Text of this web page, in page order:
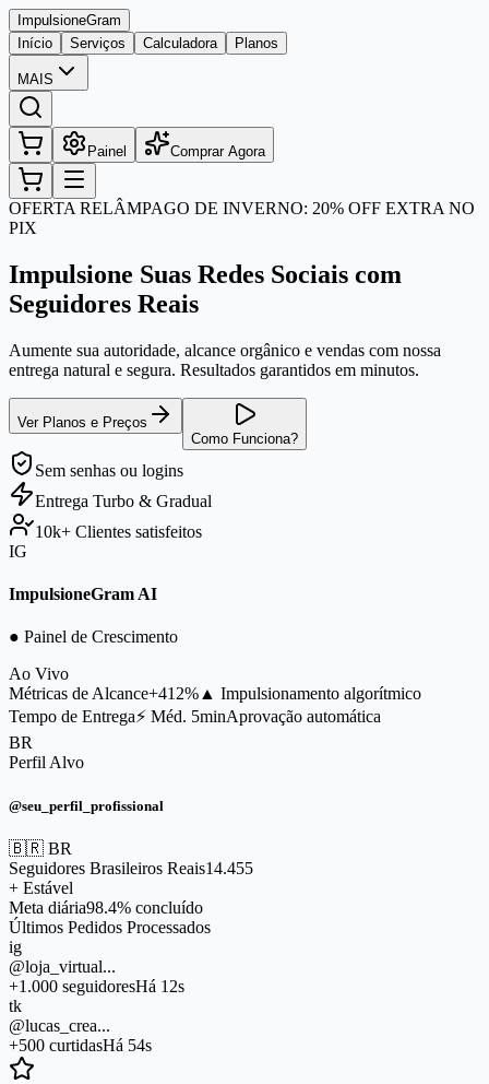
ImpulsioneGram
Início
Serviços Calculadora Planos
MAIS
Painel Comprar Agora
OFERTA RELÂMPAGO DE INVERNO: 20% OFF EXTRA NO
PIX
Impulsione Suas Redes Sociais com
Seguidores Reais
Aumente sua autoridade, alcance orgânico e vendas com nossa
entrega natural e segura. Resultados garantidos em minutos.
Ver Planos e Preços
Como Funciona?
Sem senhas ou logins
Entrega Turbo & Gradual
10k+ Clientes satisfeitos
IG
ImpulsioneGram AI
● Painel de Crescimento
Ao Vivo
Métricas de Alcance+412% ▲ Impulsionamento algorítmico
Tempo de Entrega⚡ Méd. 5minAprovação automática
BR
Perfil Alvo
@seu_perfil_profissional
🇧🇷 BR
Seguidores Brasileiros Reais14.455
+ Estável
Meta diária98.4% concluído
Últimos Pedidos Processados
ig
@loja_virtual...
+1.000 seguidoresHá 12s
tk
@lucas_crea...
+500 curtidasHá 54s